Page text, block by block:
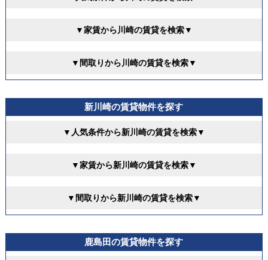
▼家賃から川崎の賃貸を検索▼
▼間取りから川崎の賃貸を検索▼
新川崎の賃貸物件を探す
▼人気条件から新川崎の賃貸を検索▼
▼家賃から新川崎の賃貸を検索▼
▼間取りから新川崎の賃貸を検索▼
鹿島田の賃貸物件を探す